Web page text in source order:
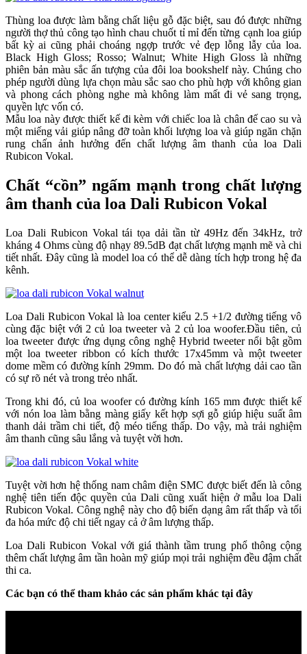
Thùng loa được làm bằng chất liệu gỗ đặc biệt, sau đó được những
người thợ thủ công tạo hình chau chuốt tỉ mỉ đến từng cạnh loa giúp
bất kỳ ai cũng phải choáng ngợp trước vẻ đẹp lỗng lẫy của loa.
Black High Gloss; Rosso; Walnut; White High Gloss là những
phiên bản màu sắc ấn tượng của đôi loa bookshelf này. Chúng cho
phép người dùng lựa chọn màu sắc sao cho phù hợp với không gian
và phong cách phòng nghe mà không làm mất đi vẻ sang trọng,
quyền lực vốn có.
Mẫu loa này được thiết kế đi kèm với chiếc loa là chân đế cao su và
một miếng vải giúp nâng đỡ toàn khối lượng loa và giúp ngăn chặn
rung chấn ảnh hưởng đến chất lượng âm thanh của loa Dali
Rubicon Vokal.
Chất “cồn” ngấm mạnh trong chất lượng
âm thanh của loa Dali Rubicon Vokal
Loa Dali Rubicon Vokal tái tọa dải tần từ 49Hz đến 34kHz, trở
kháng 4 Ohms cùng độ nhạy 89.5dB đạt chất lượng mạnh mẽ và chi
tiết nhất. Đây cũng là model loa có thể dễ dàng tích hợp trong hệ đa
kênh.
Loa Dali Rubicon Vokal là loa center kiểu 2.5 +1/2 đường tiếng vô
cùng đặc biệt với 2 củ loa tweeter và 2 củ loa woofer.Đầu tiên, củ
loa tweeter được ứng dụng công nghệ Hybrid tweeter nổi bật gồm
một loa tweeter ribbon có kích thước 17x45mm và một tweeter
dome mềm có đường kính 29mm. Do đó mà chất lượng dải cao tần
có sự rõ nét và trong trẻo nhất.
Trong khi đó, củ loa woofer có đường kính 165 mm được thiết kế
với nón loa làm bằng màng giấy kết hợp sợi gỗ giúp hiệu suất âm
thanh dải trầm chi tiết, độ méo tiếng thấp. Do vậy, mà trải nghiệm
âm thanh cũng sâu lắng và tuyệt vời hơn.
Tuyệt vời hơn hệ thống nam châm điện SMC được biết đến là công
nghệ tiên tiến độc quyền của Dali cũng xuất hiện ở mẫu loa Dali
Rubicon Vokal. Công nghệ này cho độ biến dạng âm rất thấp và tối
đa hóa mức độ chi tiết ngay cả ở âm lượng thấp.
Loa Dali Rubicon Vokal với giá thành tầm trung phổ thông cộng
thêm chất lượng âm tần hoàn mỹ giúp mọi trải nghiệm đều đậm chất
thi ca.
Các bạn có thể tham khảo các sản phẩm khác tại đây